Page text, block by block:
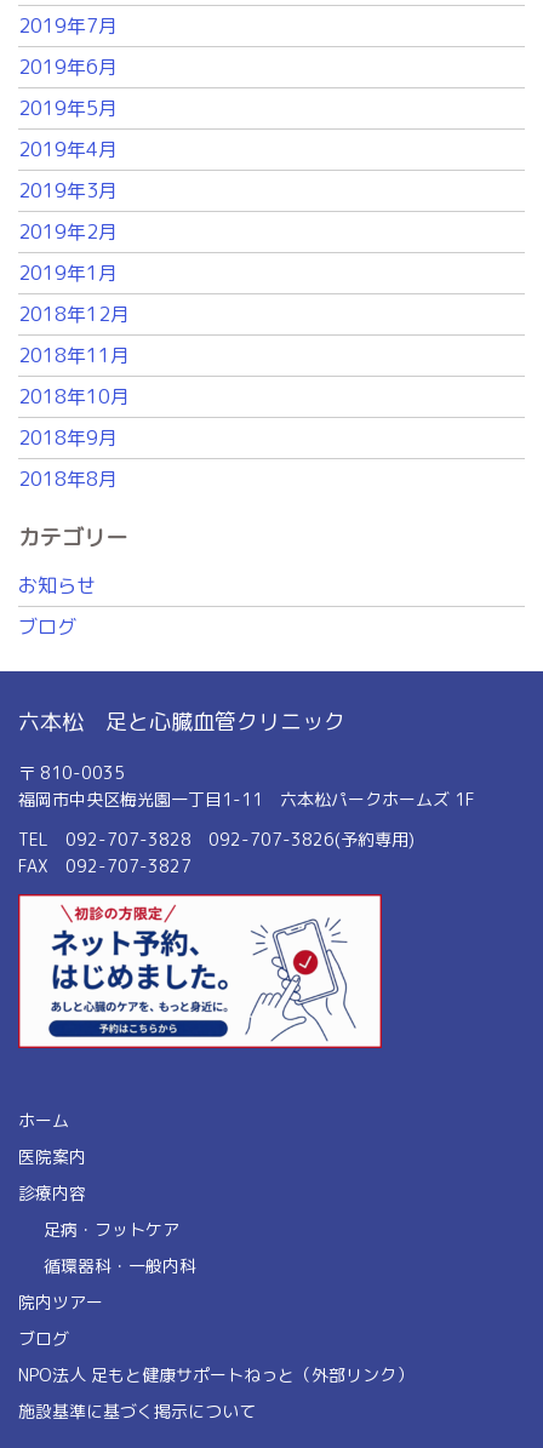
2019年7月
2019年6月
2019年5月
2019年4月
2019年3月
2019年2月
2019年1月
2018年12月
2018年11月
2018年10月
2018年9月
2018年8月
カテゴリー
お知らせ
ブログ
六本松 足と心臓血管クリニック
〒 810-0035
福岡市中央区梅光園一丁目1-11 六本松パークホームズ 1F
TEL 092-707-3828 092-707-3826(予約専用)
FAX 092-707-3827
ホーム
医院案内
診療内容
足病・フットケア
循環器科・一般内科
院内ツアー
ブログ
NPO法人 足もと健康サポートねっと（外部リンク）
施設基準に基づく掲示について